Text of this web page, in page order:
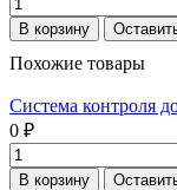
В корзину
Похожие товары
Система контроля
0 ₽
В корзину